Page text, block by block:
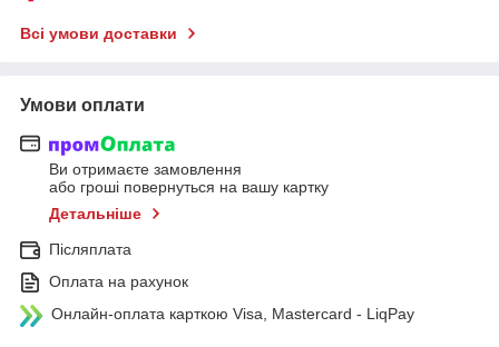
Всі умови доставки
Умови оплати
Ви отримаєте замовлення
або гроші повернуться на вашу картку
Детальніше
Післяплата
Оплата на рахунок
Онлайн-оплата карткою Visa, Mastercard - LiqPay